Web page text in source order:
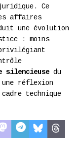
Ce
affaires
une évolution
: moins
silencieuse du
réflexion
technique